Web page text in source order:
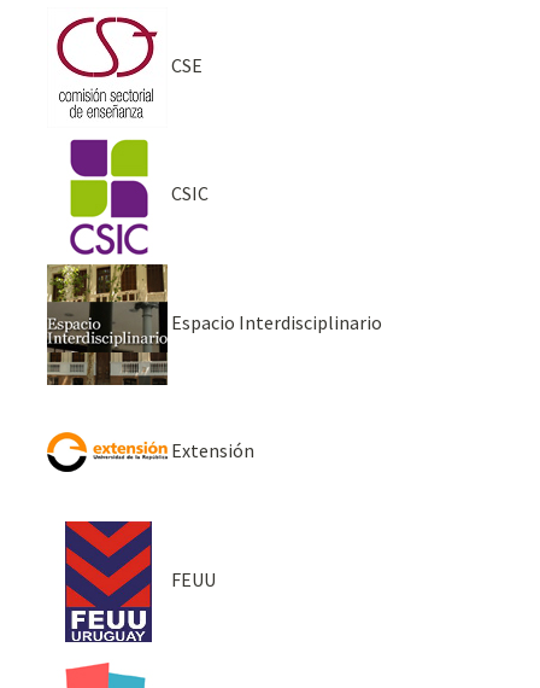
CSE
CSIC
Espacio Interdisciplinario
Extensión
FEUU